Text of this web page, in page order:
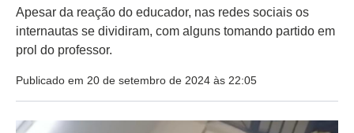
Apesar da reação do educador, nas redes sociais os
internautas se dividiram, com alguns tomando partido em
prol do professor.
Publicado em 20 de setembro de 2024 às 22:05